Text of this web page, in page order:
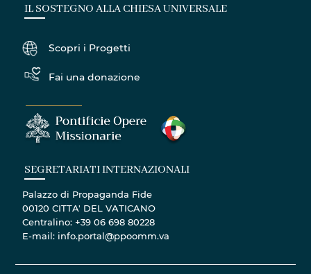
IL SOSTEGNO ALLA CHIESA UNIVERSALE
Scopri i Progetti
Fai una donazione
SEGRETARIATI INTERNAZIONALI
Palazzo di Propaganda Fide
00120 CITTA' DEL VATICANO
Centralino: +39 06 698 80228
E-mail: info.portal@ppoomm.va